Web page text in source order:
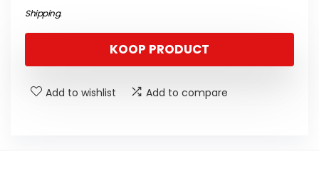
Shipping.
KOOP PRODUCT
Add to wishlist Add to compare